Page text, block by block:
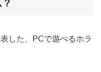
した、PCで遊べるホラ